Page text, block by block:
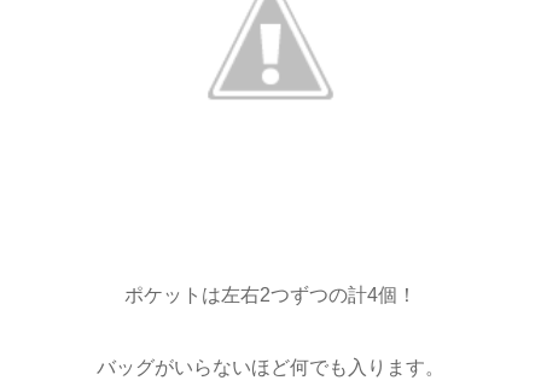
ポケットは左右2つずつの計4個！
バッグがいらないほど何でも入ります。